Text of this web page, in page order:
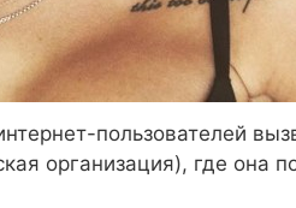
пользователей
организация), где она